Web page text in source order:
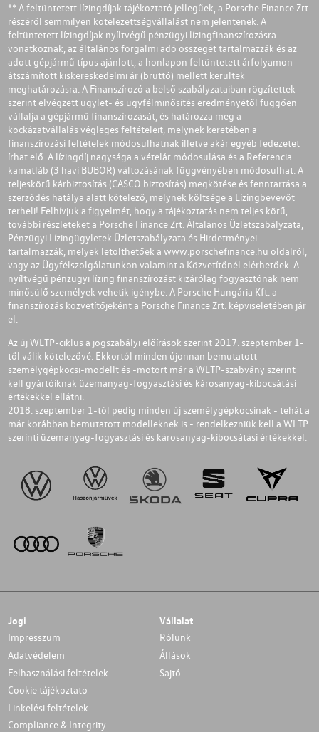
** A feltüntetett lízingdíjak tájékoztató jellegűek, a Porsche Finance Zrt.
részéről semmilyen kötelezettségvállalást nem jelentenek. A
feltüntetett lízingdíjak nyíltvégű pénzügyi lízingfinanszírozásra
vonatkoznak, az általános forgalmi adó összegét tartalmazzák és az
adott gépjármű típus ajánlott, a honlapon feltüntetett árfolyamon
átszámított kiskereskedelmi ár (bruttó) mellett kerültek
meghatározásra. A Finanszírozó a belső szabályzataiban rögzítettek
szerint elvégzett ügylet- és ügyfélminősítés eredményétől függően
vállalja a gépjármű finanszírozását, és határozza meg a
kockázatvállalás végleges feltételeit, melynek keretében a
finanszírozási feltételek módosulhatnak illetve akár egyéb fedezetet
írhat elő. A lízingdíj nagysága a vételár módosulása és a Referencia
kamatláb (3 havi BUBOR) változásának függvényében módosulhat. A
teljeskörű kárbiztosítás (CASCO biztosítás) megkötése és fenntartása a
szerződés hatálya alatt kötelező, melynek költsége a Lízingbevevőt
terheli! Felhívjuk a figyelmét, hogy a tájékoztatás nem teljes körű,
további részleteket a Porsche Finance Zrt. Általános Üzletszabályzata,
Pénzügyi Lízingügyletek Üzletszabályzata és Hirdetményei
tartalmazzák, melyek letölthetőek a www.porschefinance.hu oldalról,
vagy az Ügyfélszolgálatunkon valamint a Közvetítőnél elérhetőek. A
nyíltvégű pénzügyi lízing finanszírozást kizárólag fogyasztónak nem
minősülő személyek vehetik igénybe. A Porsche Hungária Kft. a
finanszírozás közvetítőjeként a Porsche Finance Zrt. képviseletében jár
el.
Az új WLTP-ciklus a jogszabályi előírások szerint 2017. szeptember 1-
től válik kötelezővé. Ekkortól minden újonnan bemutatott
személygépkocsi-modellt és -motort már a WLTP-szabvány szerint
kell gyártóiknak üzemanyag-fogyasztási és károsanyag-kibocsátási
értékekkel ellátni.
2018. szeptember 1-től pedig minden új személygépkocsinak - tehát a
már korábban bemutatott modelleknek is - rendelkezniük kell a WLTP
szerinti üzemanyag-fogyasztási és károsanyag-kibocsátási értékekkel.
Jogi
Impresszum
Adatvédelem
Felhasználási feltételek
Cookie tájékoztato
Linkelési feltételek
Compliance & Integrity
Vállalat
Rólunk
Állások
Sajtó